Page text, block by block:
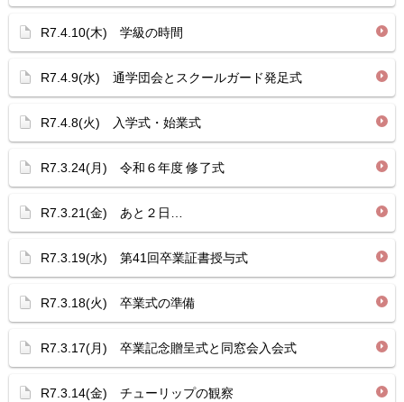
R7.4.10(木) 学級の時間
R7.4.9(水) 通学団会とスクールガード発足式
R7.4.8(火) 入学式・始業式
R7.3.24(月) 令和６年度 修了式
R7.3.21(金) あと２日…
R7.3.19(水) 第41回卒業証書授与式
R7.3.18(火) 卒業式の準備
R7.3.17(月) 卒業記念贈呈式と同窓会入会式
R7.3.14(金) チューリップの観察